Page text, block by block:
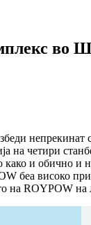
во
на четири
и обично и
беа високо
ROYPOW на